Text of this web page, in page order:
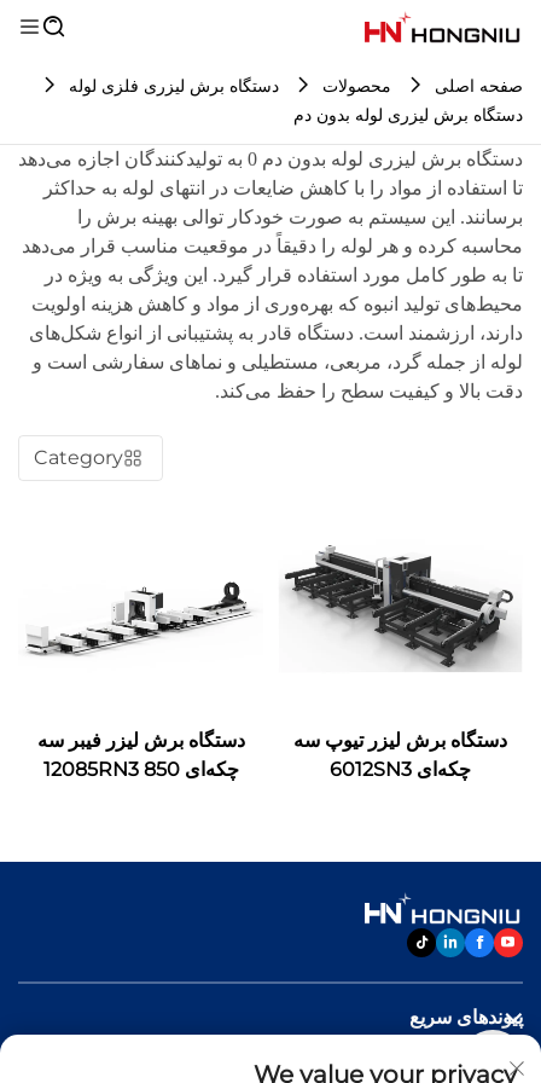
صفحه اصلی محصولات
دستگاه برش لیزری فلزی لوله
دستگاه برش لیزری لوله بدون دم
دستگاه برش لیزری لوله بدون دم 0 به تولیدکنندگان اجازه می‌دهد
تا استفاده از مواد را با کاهش ضایعات در انتهای لوله به حداکثر
برسانند. این سیستم به صورت خودکار توالی بهینه برش را
محاسبه کرده و هر لوله را دقیقاً در موقعیت مناسب قرار می‌دهد
تا به طور کامل مورد استفاده قرار گیرد. این ویژگی به ویژه در
محیط‌های تولید انبوه که بهره‌وری از مواد و کاهش هزینه اولویت
دارند، ارزشمند است. دستگاه قادر به پشتیبانی از انواع شکل‌های
لوله از جمله گرد، مربعی، مستطیلی و نماهای سفارشی است و
دقت بالا و کیفیت سطح را حفظ می‌کند.
Category
دستگاه برش لیزر تیوپ سه
چکه‌ای 6012SN3
دستگاه برش لیزر فیبر سه
چکه‌ای 12085RN3 850
پیوندهای سریع
We value your privacy